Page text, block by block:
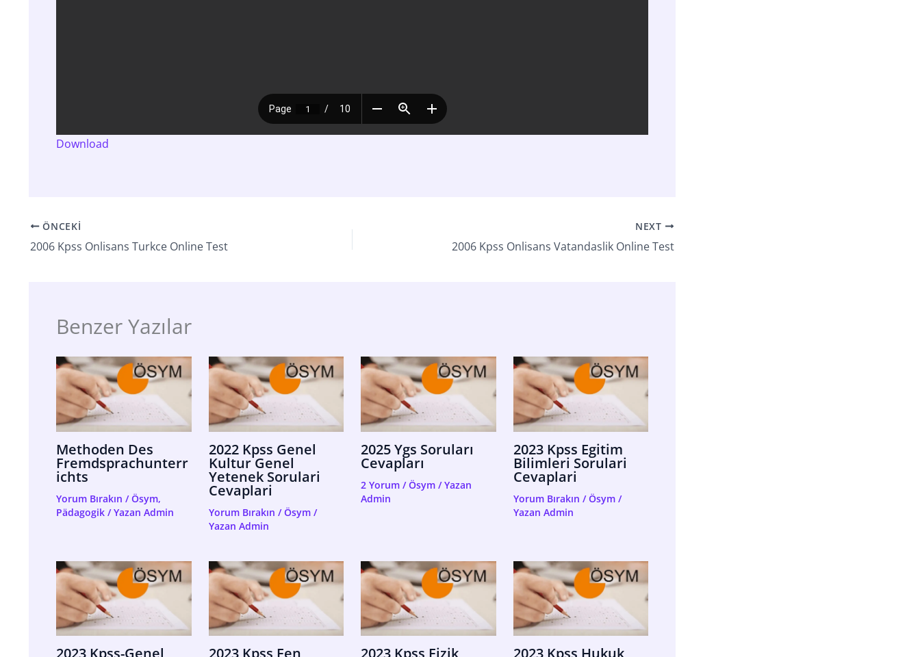
Download
ÖNCEKI
2006 Kpss Onlisans Turkce Online Test
NEXT
2006 Kpss Onlisans Vatandaslik Online Test
Benzer Yazılar
Methoden Des
Fremdsprachunterr
Ichts
Yorum Bırakın /Ösym,
Pädagogik / Yazan Admin
2022 Kpss Genel
Kultur Genel
Yetenek Sorulari
Cevaplari
Yorum Bırakın /Ösym/
Yazan Admin
2025 Ygs Soruları
Cevapları
2 Yorum /Ösym / Yazan
Admin
2023 Kpss Egitim
Bilimleri Sorulari
Cevaplari
Yorum Bırakın /Ösym/
Yazan Admin